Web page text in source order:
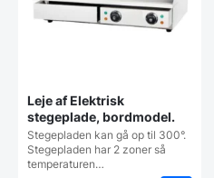
Leje af Elektrisk
stegeplade, bordmodel.
Stegepladen kan gå op til 300°.
Stegepladen har 2 zoner så
temperaturen…